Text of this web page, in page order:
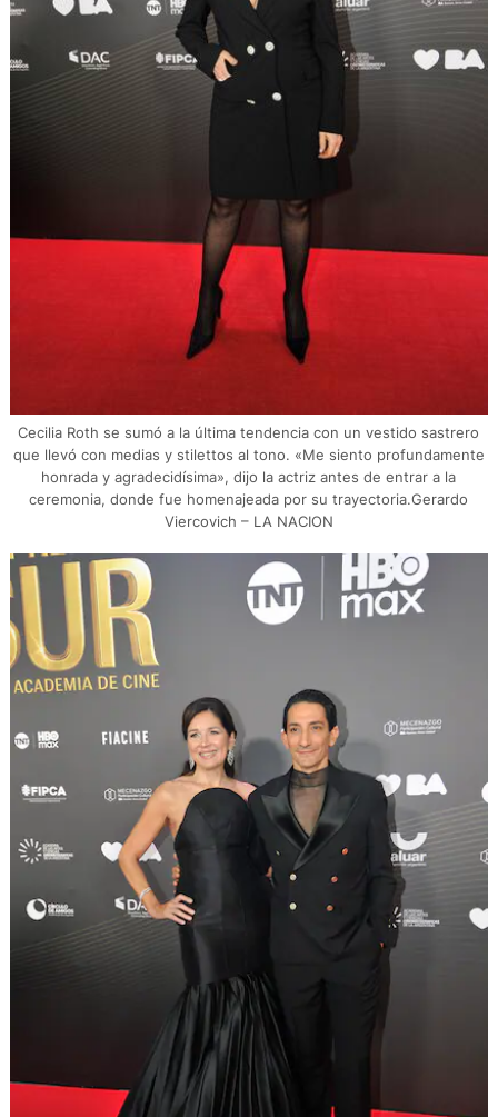
Cecilia Roth se sumó a la última tendencia con un vestido sastrero
que llevó con medias y stilettos al tono. «Me siento profundamente
honrada y agradecidísima», dijo la actriz antes de entrar a la
ceremonia, donde fue homenajeada por su trayectoria.Gerardo
Viercovich – LA NACION